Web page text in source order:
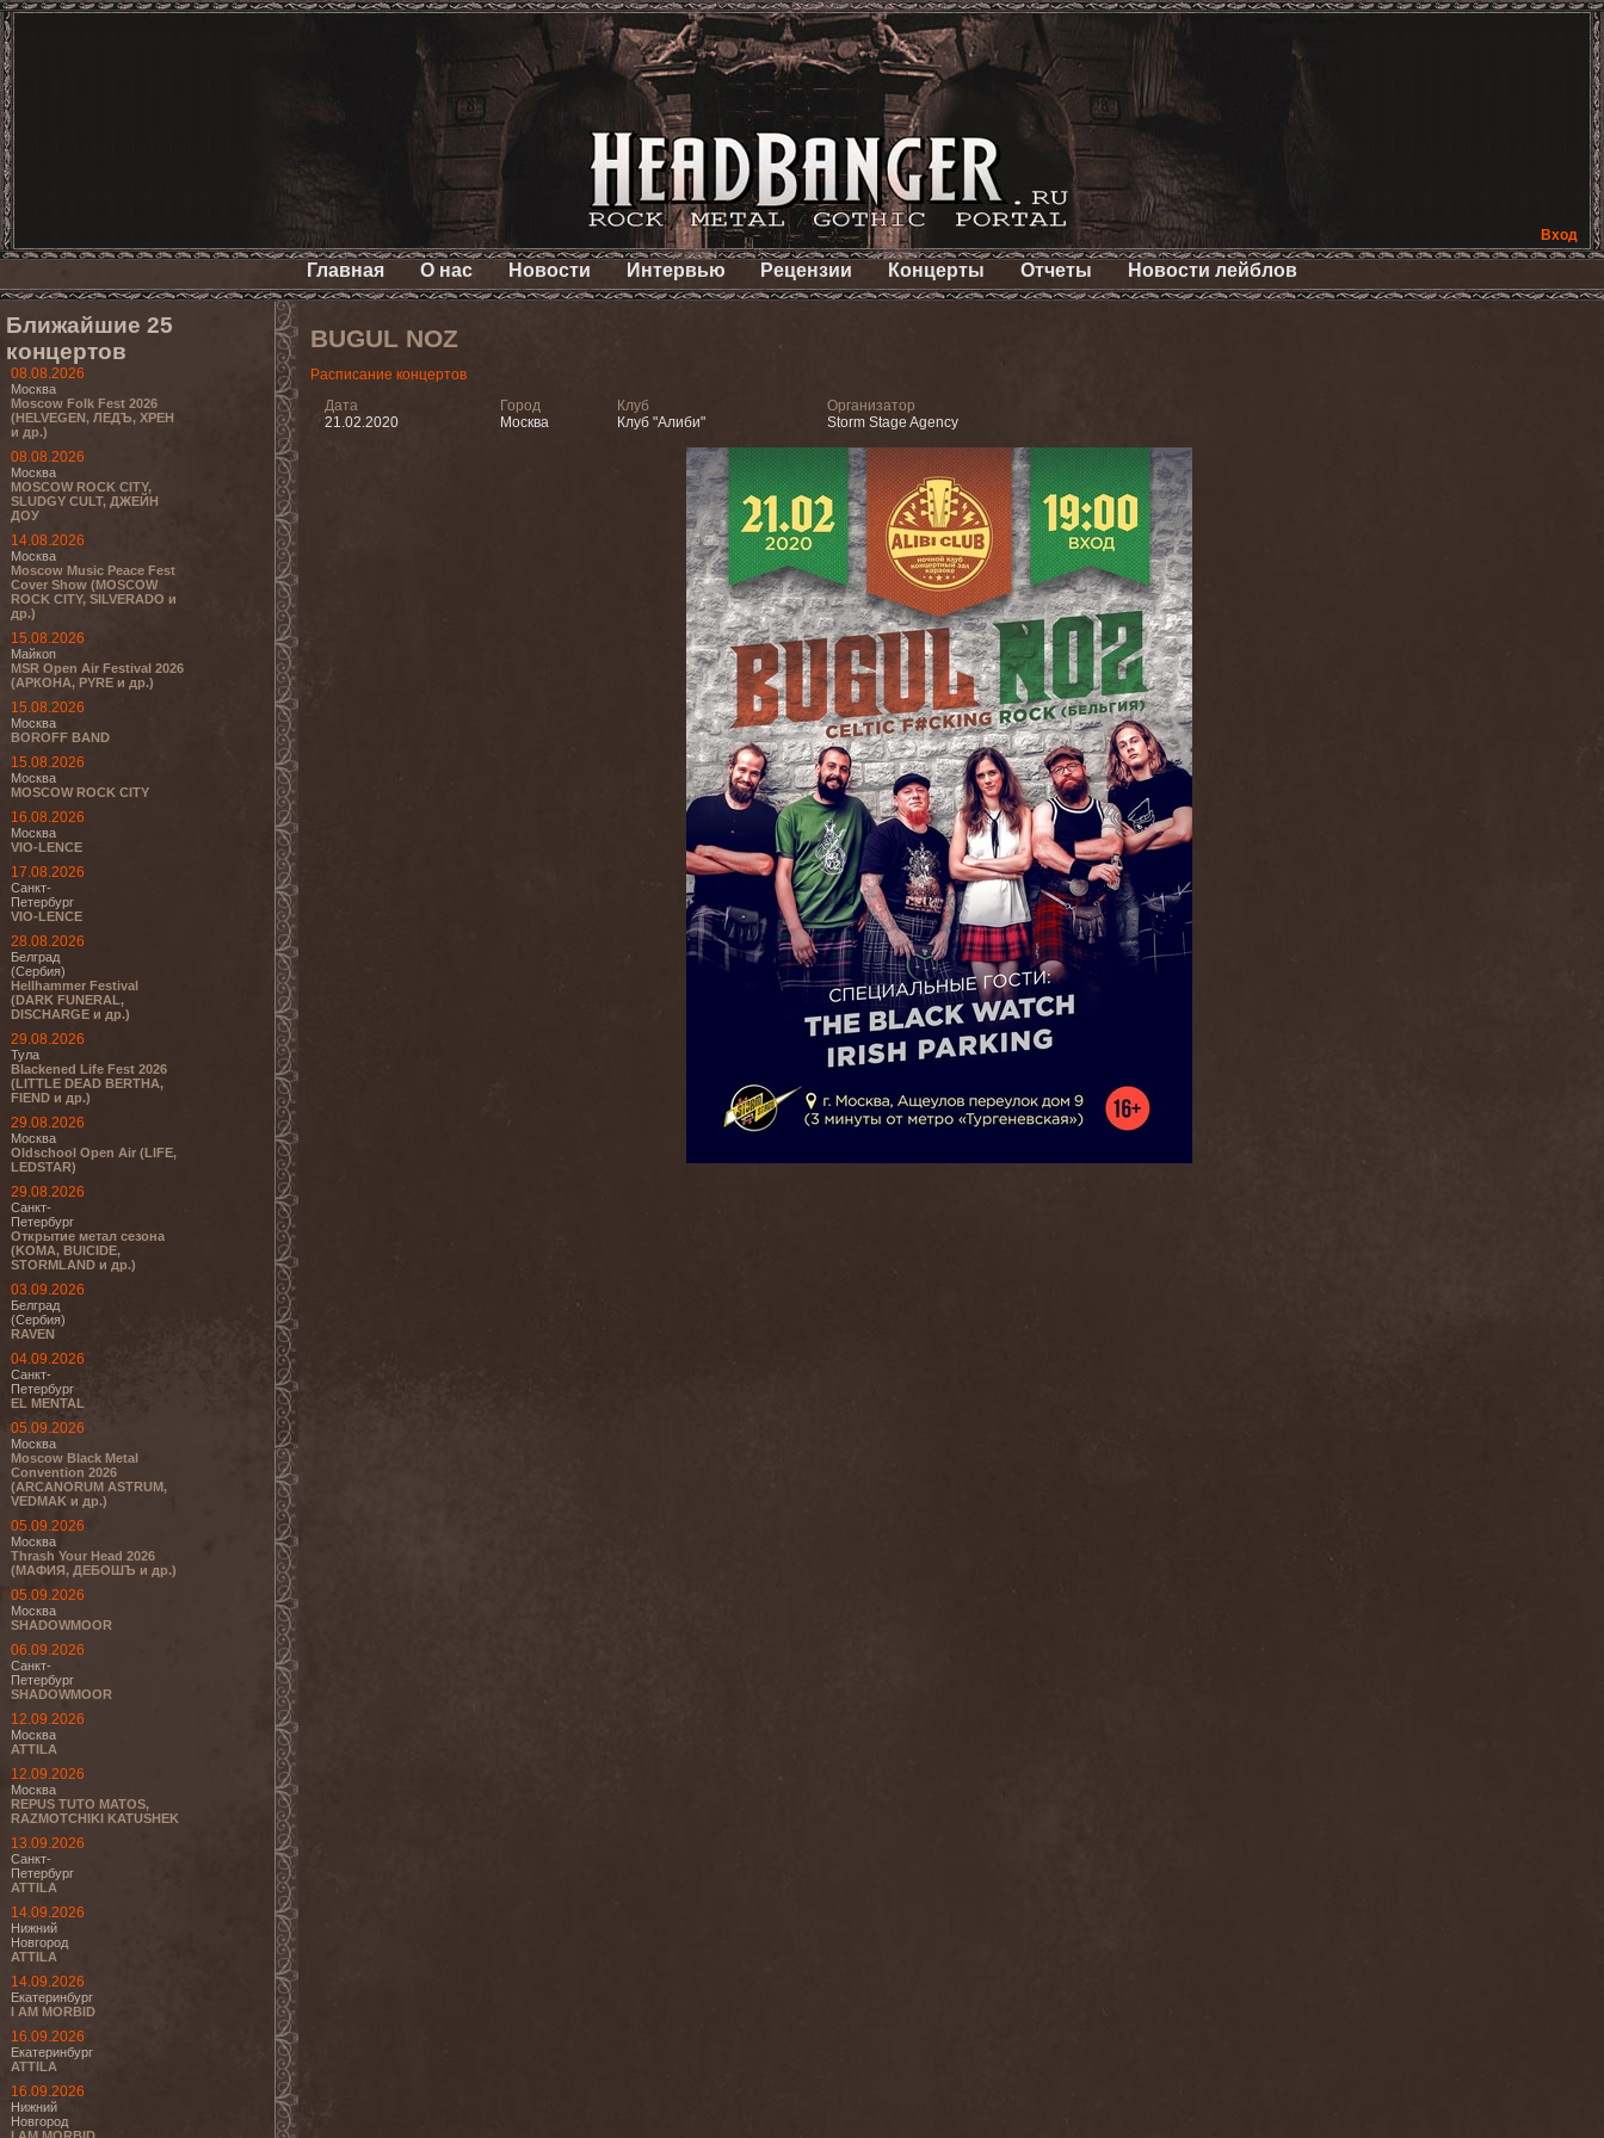
Вход
Главная О нас Новости Интервью Рецензии Концерты Отчеты Новости лейблов
Ближайшие 25
концертов
08.08.2026
Москва
Moscow Folk Fest 2026
(HELVEGEN, ЛЕДЪ, ХРЕН
и др.)
08.08.2026
Москва
MOSCOW ROCK CITY,
SLUDGY CULT, ДЖЕЙН
ДОУ
14.08.2026
Москва
Moscow Music Peace Fest
Cover Show (MOSCOW
ROCK CITY, SILVERADO и
др.)
15.08.2026
Майкоп
MSR Open Air Festival 2026
(АРКОНА, PYRE и др.)
15.08.2026
Москва
BOROFF BAND
15.08.2026
Москва
MOSCOW ROCK CITY
16.08.2026
Москва
VIO-LENCE
17.08.2026
Санкт-
Петербург
VIO-LENCE
28.08.2026
Белград
(Сербия)
Hellhammer Festival
(DARK FUNERAL,
DISCHARGE и др.)
29.08.2026
Тула
Blackened Life Fest 2026
(LITTLE DEAD BERTHA,
FIEND и др.)
29.08.2026
Москва
Oldschool Open Air (LIFE,
LEDSTAR)
29.08.2026
Санкт-
Петербург
Открытие метал сезона
(KOMA, BUICIDE,
STORMLAND и др.)
03.09.2026
Белград
(Сербия)
RAVEN
04.09.2026
Санкт-
Петербург
EL MENTAL
05.09.2026
Москва
Moscow Black Metal
Convention 2026
(ARCANORUM ASTRUM,
VEDMAK и др.)
05.09.2026
Москва
Thrash Your Head 2026
(МАФИЯ, ДЕБОШЪ и др.)
05.09.2026
Москва
SHADOWMOOR
06.09.2026
Санкт-
Петербург
SHADOWMOOR
12.09.2026
Москва
ATTILA
12.09.2026
Москва
REPUS TUTO MATOS,
RAZMOTCHIKI KATUSHEK
13.09.2026
Санкт-
Петербург
ATTILA
14.09.2026
Нижний
Новгород
ATTILA
14.09.2026
Екатеринбург
I AM MORBID
16.09.2026
Екатеринбург
ATTILA
16.09.2026
Нижний
Новгород
BUGUL NOZ
Расписание концертов
Дата
21.02.2020
Город
Москва
Клуб
Клуб "Алиби"
Организатор
Storm Stage Agency